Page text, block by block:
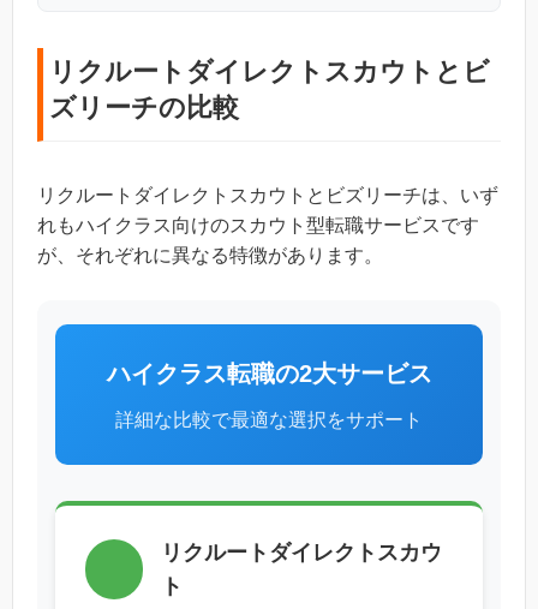
リクルートダイレクトスカウトとビ
ズリーチの比較
リクルートダイレクトスカウトとビズリーチは、いず
れもハイクラス向けのスカウト型転職サービスです
が、それぞれに異なる特徴があります。
ハイクラス転職の2大サービス
詳細な比較で最適な選択をサポート
リクルートダイレクトスカウ
ト